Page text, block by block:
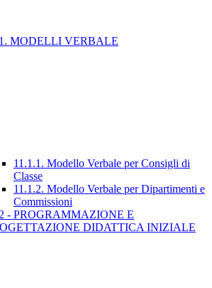
MODELLI VERBALE
11.1.1. Modello Verbale per Consigli di
Classe
11.1.2. Modello Verbale per Dipartimenti e
Commissioni
- PROGRAMMAZIONE E
DIDATTICA INIZIALE